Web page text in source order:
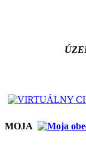
MOJA